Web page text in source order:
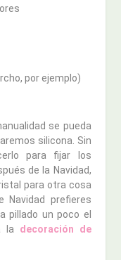
por ejemplo)
se pueda
silicona. Sin
para fijar los
de la Navidad,
para otra cosa
Navidad prefieres
pillado un poco el
la decoración de